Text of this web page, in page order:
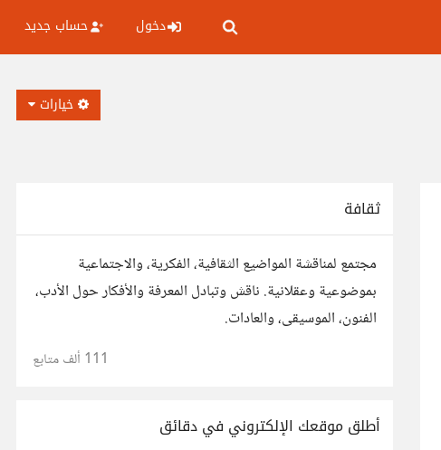
دخول حساب جديد
خيارات
ثقافة
مجتمع لمناقشة المواضيع الثقافية، الفكرية، والاجتماعية
بموضوعية وعقلانية. ناقش وتبادل المعرفة والأفكار حول الأدب،
الفنون، الموسيقى، والعادات.
111 ألف متابع
أطلق موقعك الإلكتروني في دقائق